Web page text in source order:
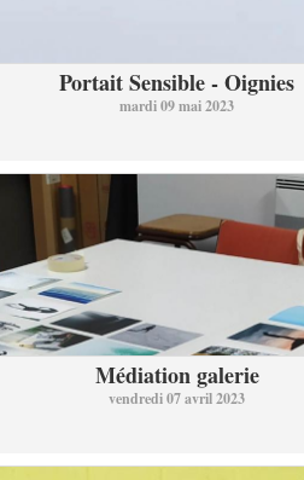
Portait Sensible - Oignies
mardi 09 mai 2023
Médiation galerie
vendredi 07 avril 2023